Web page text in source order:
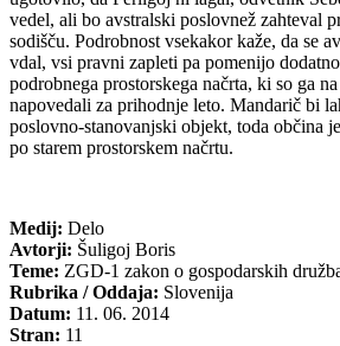
vedel, ali bo avstralski poslovnež zahteval
sodišču. Podrobnost vsekakor kaže, da se
vdal, vsi pravni zapleti pa pomenijo
podrobnega prostorskega načrta, ki so ga
napovedali za prihodnje leto. Mandarič bi
poslovno-stanovanjski objekt, toda občina
po starem prostorskem načrtu.
Medij: Delo
Avtorji: Šuligoj Boris
Teme: ZGD-1 zakon o gospodarskih
Rubrika / Oddaja: Slovenija
Datum: 11. 06. 2014
Stran: 11